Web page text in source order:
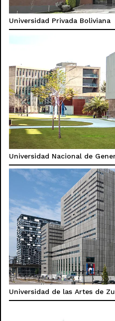
Universidad Privada Boliviana
Universidad Nacional de
Universidad de las Artes de